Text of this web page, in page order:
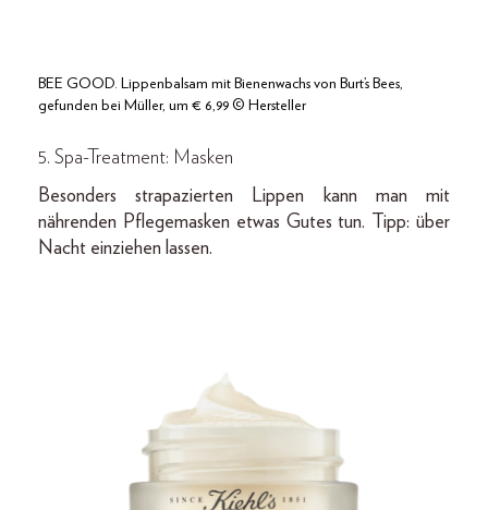
BEE GOOD. Lippenbalsam mit Bienenwachs von Burt’s Bees,
gefunden bei Müller, um € 6,99 © Hersteller
5. Spa-Treatment: Masken
Besonders strapazierten Lippen kann man mit
nährenden Pflegemasken etwas Gutes tun. Tipp: über
Nacht einziehen lassen.